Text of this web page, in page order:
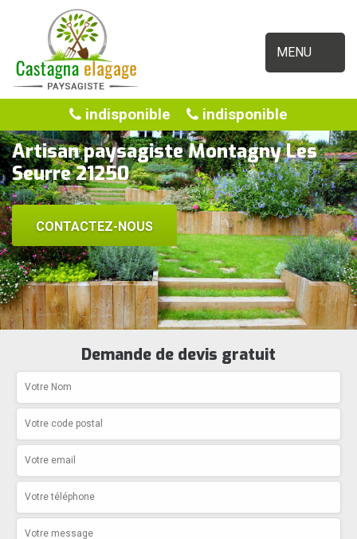
MENU
indisponible indisponible
Artisan paysagiste Montagny Les
Seurre 21250
CONTACTEZ-NOUS
Demande de devis gratuit